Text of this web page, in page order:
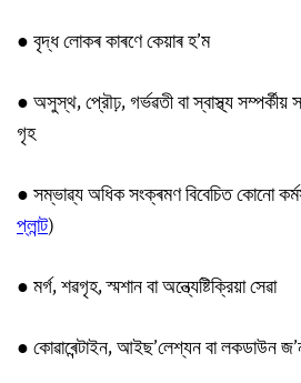
● বৃদ্ধ লোকৰ কাৰণে কেয়াৰ হ’ম
●অসুস্থ, প্রৌঢ়, গৰ্ভৱতী বা স্বাস্থ্য
গৃহ
●সম্ভাৱ্য অধিক সংক্ৰমণ বিবেচিত কোনো
প্লান্ট)
● মৰ্গ, শৱগৃহ, স্মশান বা অন্ত্যেষ্টিক্রিয়া সেৱা
● কোৱাৰেন্টাইন, আইছ’লেশ্যন বা লকডাউন